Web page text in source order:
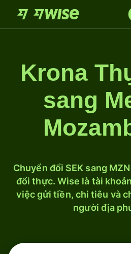
Krona
sang
Chuyển đổi SEK sang
đổi thực. Wise là tài
việc gửi tiền, chi tiêu và
người địa